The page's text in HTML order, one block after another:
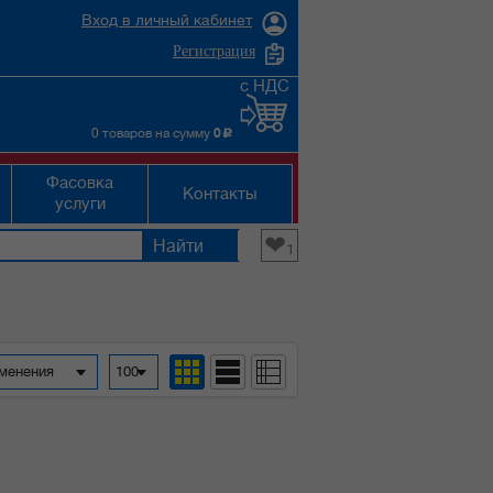
Вход в личный кабинет
Регистрация
0 товаров на сумму 0 c
с НДС
Фасовка
услуги
Контакты
❤1
100